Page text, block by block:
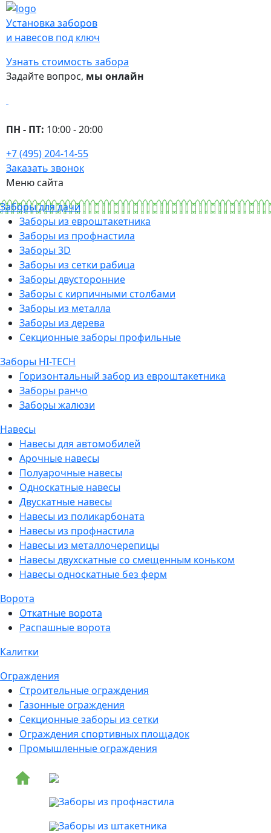
Установка заборов
и навесов под ключ
Узнать стоимость забора
Задайте вопрос, мы онлайн
ПН - ПТ: 10:00 - 20:00
+7 (495) 204-14-55
Заказать звонок
Меню сайта
Заборы для дачи
Заборы из евроштакетника
Заборы из профнастила
Заборы 3D
Заборы из сетки рабица
Заборы двусторонние
Заборы с кирпичными столбами
Заборы из металла
Заборы из дерева
Секционные заборы профильные
Заборы HI-TECH
Горизонтальный забор из евроштакетника
Заборы ранчо
Заборы жалюзи
Навесы
Навесы для автомобилей
Арочные навесы
Полуарочные навесы
Односкатные навесы
Двускатные навесы
Навесы из поликарбоната
Навесы из профнастила
Навесы из металлочерепицы
Навесы двухскатные со смещенным коньком
Навесы односкатные без ферм
Ворота
Откатные ворота
Распашные ворота
Калитки
Ограждения
Строительные ограждения
Газонные ограждения
Секционные заборы из сетки
Ограждения спортивных площадок
Промышленные ограждения
Заборы из профнастила
Заборы из штакетника